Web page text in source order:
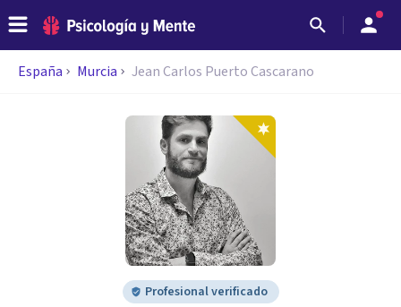
España Murcia Jean Carlos Puerto Cascarano
Profesional verificado